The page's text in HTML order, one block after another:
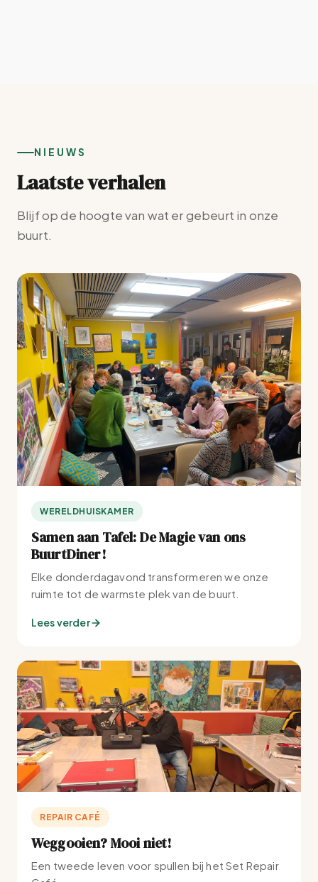
NIEUWS
Laatste verhalen
Blijf op de hoogte van wat er gebeurt in onze
buurt.
WERELDHUISKAMER
Samen aan Tafel: De Magie van ons
BuurtDiner!
Elke donderdagavond transformeren we onze
ruimte tot de warmste plek van de buurt.
Lees verder
REPAIR CAFÉ
Weggooien? Mooi niet!
Een tweede leven voor spullen bij het Set Repair